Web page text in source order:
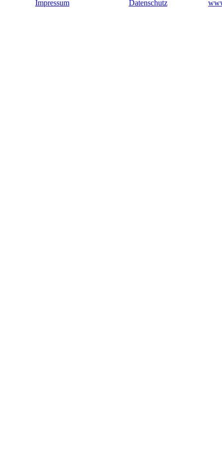
Impressum Datenschutz